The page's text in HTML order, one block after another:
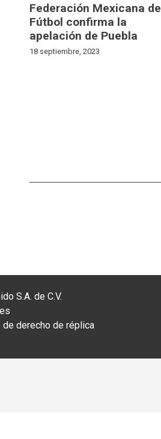
Federación Mexicana de
Fútbol confirma la
apelación de Puebla
18 septiembre, 2023
S.A. de C.V.
derecho de réplica